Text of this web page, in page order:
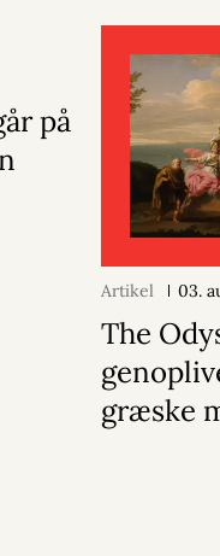
på
Artikel 03.
The
græske